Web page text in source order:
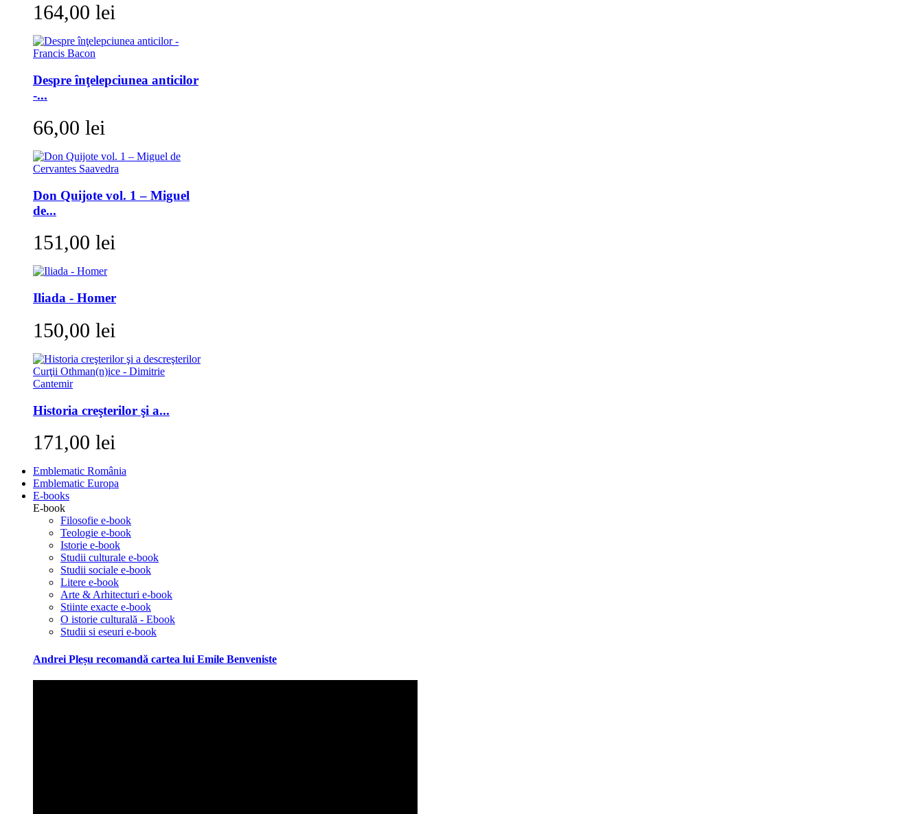
164,00 lei
Despre înţelepciunea anticilor
-...
66,00 lei
Don Quijote vol. 1 – Miguel
de...
151,00 lei
Iliada - Homer
150,00 lei
Historia creşterilor şi a...
171,00 lei
Emblematic România
Emblematic Europa
E-books
E-book
Filosofie e-book
Teologie e-book
Istorie e-book
Studii culturale e-book
Studii sociale e-book
Litere e-book
Arte & Arhitecturi e-book
Stiinte exacte e-book
O istorie culturală - Ebook
Studii si eseuri e-book
Andrei Pleșu recomandă cartea lui Emile Benveniste